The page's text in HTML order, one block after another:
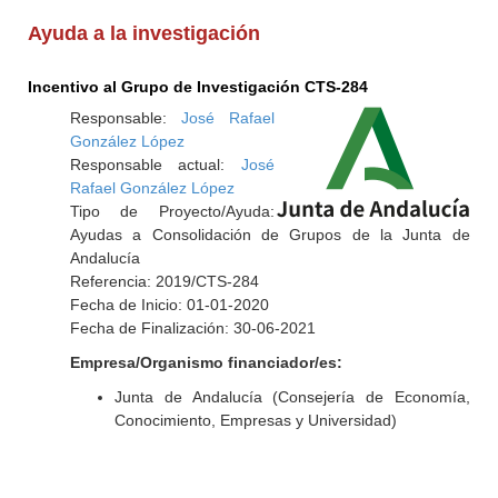
Ayuda a la investigación
Incentivo al Grupo de Investigación CTS-284
Responsable: José Rafael
González López
Responsable actual: José
Rafael González López
Tipo de Proyecto/Ayuda:
Ayudas a Consolidación de Grupos de la Junta de
Andalucía
Referencia: 2019/CTS-284
Fecha de Inicio: 01-01-2020
Fecha de Finalización: 30-06-2021
Empresa/Organismo financiador/es:
Junta de Andalucía (Consejería de Economía,
Conocimiento, Empresas y Universidad)